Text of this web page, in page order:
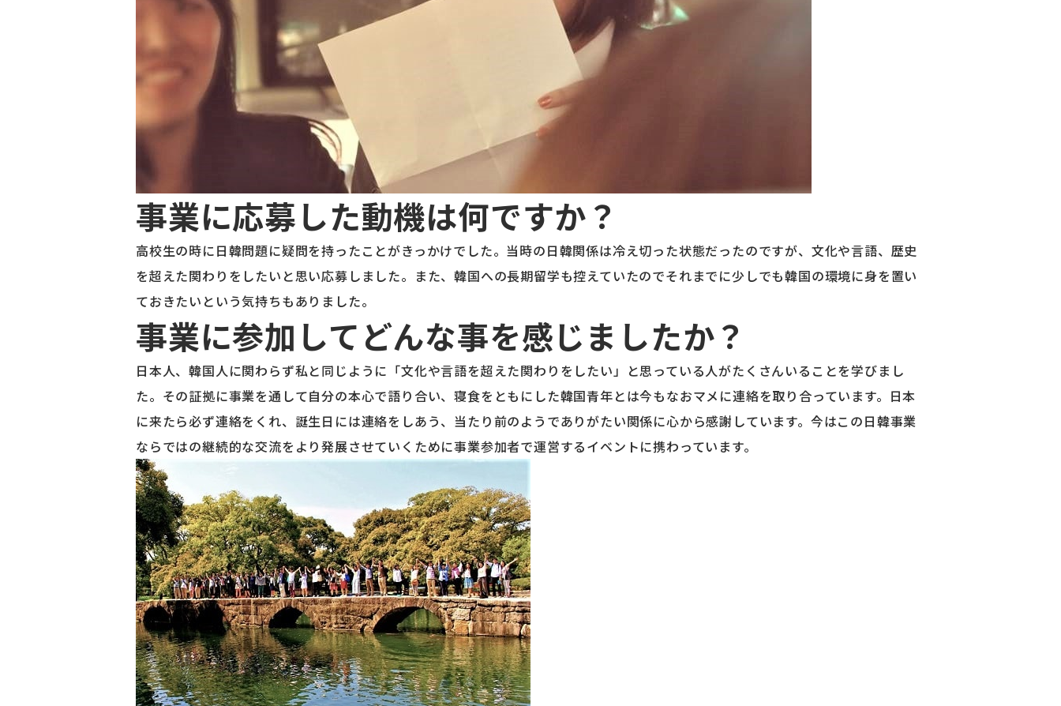
事業に応募した動機は何ですか？
高校生の時に日韓問題に疑問を持ったことがきっかけでした。当時の日韓関係は冷え切った状態だったのですが、文化や言語、歴史
を超えた関わりをしたいと思い応募しました。また、韓国への長期留学も控えていたのでそれまでに少しでも韓国の環境に身を置い
ておきたいという気持ちもありました。
事業に参加してどんな事を感じましたか？
日本人、韓国人に関わらず私と同じように「文化や言語を超えた関わりをしたい」と思っている人がたくさんいることを学びまし
た。その証拠に事業を通して自分の本心で語り合い、寝食をともにした韓国青年とは今もなおマメに連絡を取り合っています。日本
に来たら必ず連絡をくれ、誕生日には連絡をしあう、当たり前のようでありがたい関係に心から感謝しています。今はこの日韓事業
ならではの継続的な交流をより発展させていくために事業参加者で運営するイベントに携わっています。